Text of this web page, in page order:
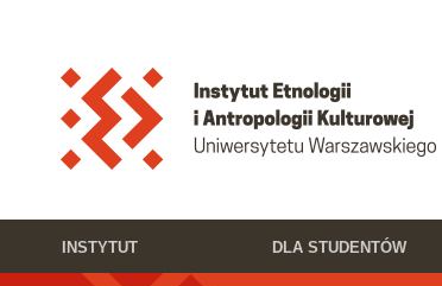
INSTYTUT DLA STUDENTÓW